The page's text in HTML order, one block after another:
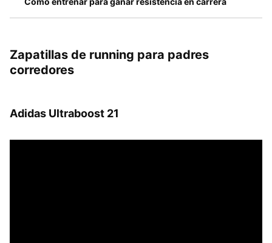
Zapatillas de running para padres
corredores
Adidas Ultraboost 21